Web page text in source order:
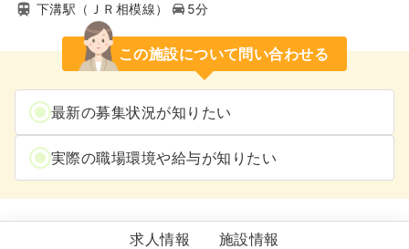
下溝駅（ＪＲ相模線）
5分
この施設について問い合わせる
最新の募集状況が知りたい
実際の職場環境や給与が知りたい
相模原敬寿園
求人情報 施設情報